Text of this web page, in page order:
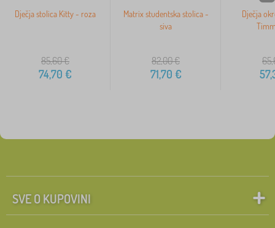
Dječja stolica Kitty - roza
85,60€
74,70 €
Matrix studentska stolica -
siva
82,00€
71,70 €
Dječja
SVE O KUPOVINI